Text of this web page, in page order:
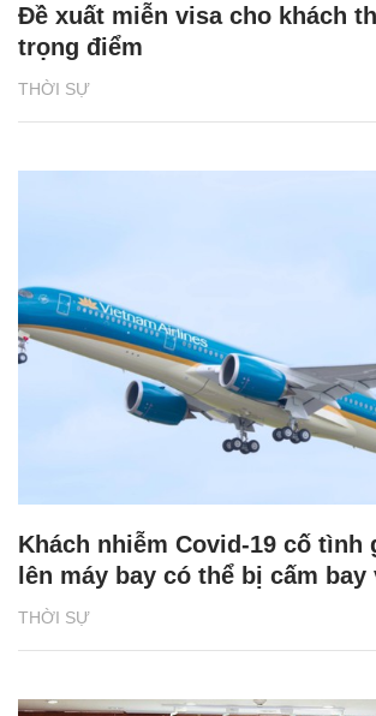
THỜI SỰ
Đề xuất miễn visa cho khách
trọng điểm
THỜI SỰ
Khách nhiễm Covid-19 cố tình
lên máy bay có thể bị cấm